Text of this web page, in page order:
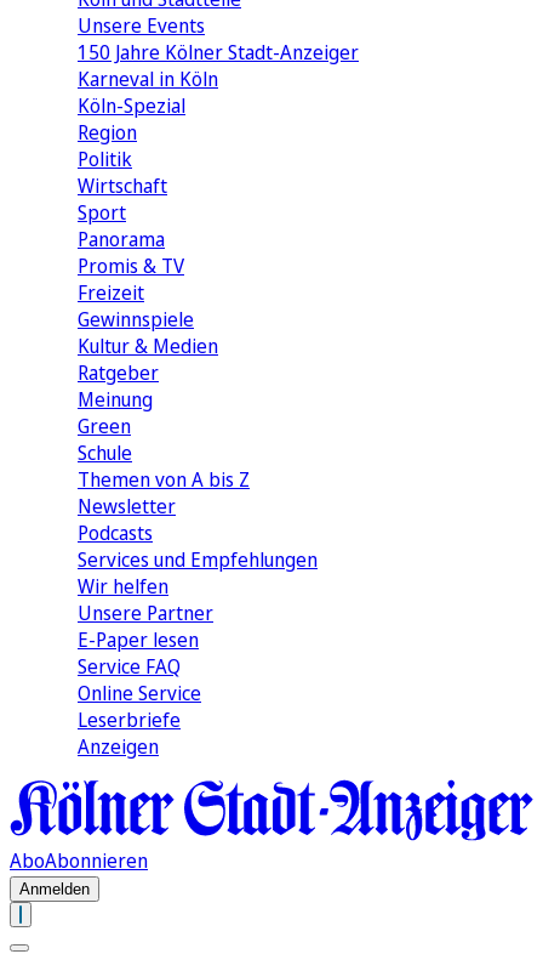
Unsere Events
150 Jahre Kölner Stadt-Anzeiger
Karneval in Köln
Köln-Spezial
Region
Politik
Wirtschaft
Sport
Panorama
Promis & TV
Freizeit
Gewinnspiele
Kultur & Medien
Ratgeber
Meinung
Green
Schule
Themen von A bis Z
Newsletter
Podcasts
Services und Empfehlungen
Wir helfen
Unsere Partner
E-Paper lesen
Service FAQ
Online Service
Leserbriefe
Anzeigen
AboAbonnieren
Anmelden